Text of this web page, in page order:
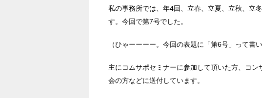
私の事務所では、年4回、立春、立夏、立秋、立
す。今回で第7号でした。
（ひゃーーーー。今回の表題に「第6号」って書
主にコムサポセミナーに参加して頂いた方、コ
会の方などに送付しています。